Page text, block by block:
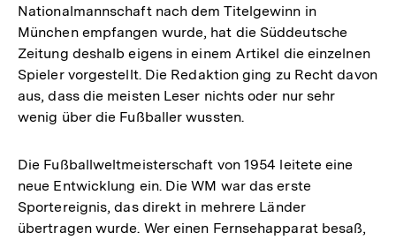
Nationalmannschaft nach dem Titelgewinn in
München empfangen wurde, hat die Süddeutsche
Zeitung deshalb eigens in einem Artikel die einzelnen
Spieler vorgestellt. Die Redaktion ging zu Recht davon
aus, dass die meisten Leser nichts oder nur sehr
wenig über die Fußballer wussten.
Die Fußballweltmeisterschaft von 1954 leitete eine
neue Entwicklung ein. Die WM war das erste
Sportereignis, das direkt in mehrere Länder
übertragen wurde. Wer einen Fernsehapparat besaß,